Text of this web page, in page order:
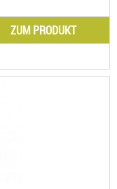
ZUM PRODUKT